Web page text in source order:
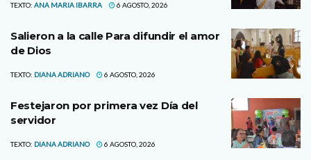
TEXTO: ANA MARIA IBARRA 6 AGOSTO, 2026
Salieron a la calle Para difundir el amor
de Dios
TEXTO: DIANA ADRIANO 6 AGOSTO, 2026
Festejaron por primera vez Día del
servidor
TEXTO: DIANA ADRIANO 6 AGOSTO, 2026